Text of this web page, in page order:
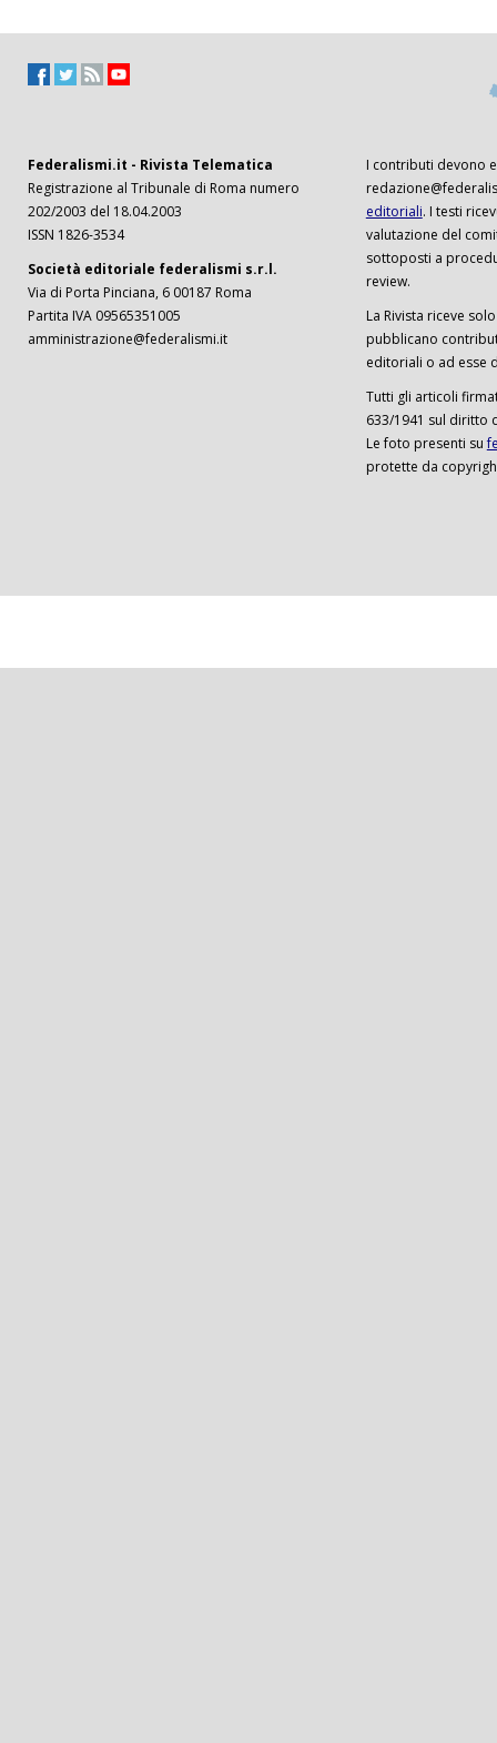
Federalismi.it - Rivista Telematica
Registrazione al Tribunale di Roma numero
202/2003 del 18.04.2003
ISSN 1826-3534
Società editoriale federalismi s.r.l.
Via di Porta Pinciana, 6 00187 Roma
Partita IVA 09565351005
amministrazione@federalismi.it
I contributi devono
editoriali. I testi
valutazione del
sottoposti a
review.
La Rivista riceve
pubblicano
editoriali o ad esse
Tutti gli articoli
633/1941 sul diritto
Le foto presenti su
protette da